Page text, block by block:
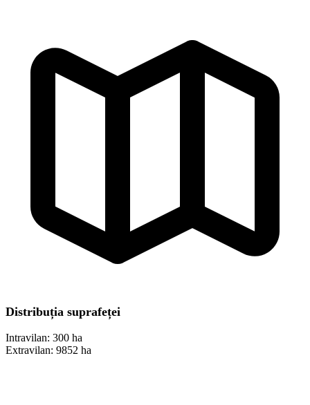
Distribuția suprafeței
Intravilan: 300 ha
Extravilan: 9852 ha